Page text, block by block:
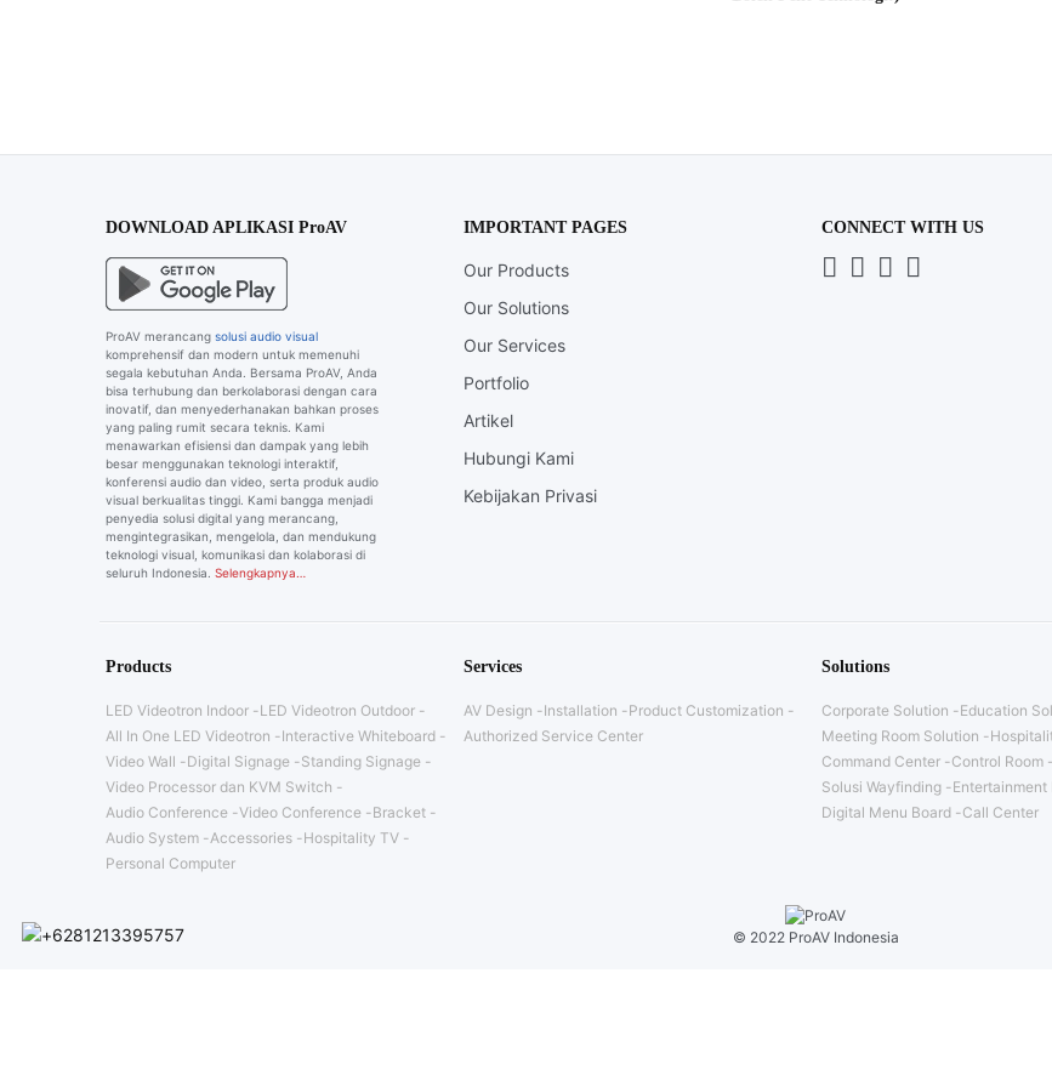
DOWNLOAD APLIKASI ProAV
ProAV merancang solusi audio visual
komprehensif dan modern untuk memenuhi
segala kebutuhan Anda. Bersama ProAV, Anda
bisa terhubung dan berkolaborasi dengan cara
inovatif, dan menyederhanakan bahkan proses
yang paling rumit secara teknis. Kami
menawarkan efisiensi dan dampak yang lebih
besar menggunakan teknologi interaktif,
konferensi audio dan video, serta produk audio
visual berkualitas tinggi. Kami bangga menjadi
penyedia solusi digital yang merancang,
mengintegrasikan, mengelola, dan mendukung
teknologi visual, komunikasi dan kolaborasi di
seluruh Indonesia. Selengkapnya…
IMPORTANT PAGES
Our Products
Our Solutions
Our Services
Portfolio
Artikel
Hubungi Kami
Kebijakan Privasi
CONNECT WITH US
Products
LED Videotron Indoor
LED Videotron Outdoor
All In One LED Videotron
Interactive Whiteboard
Video Wall
Digital Signage
Standing Signage
Video Processor dan KVM Switch
Audio Conference Video Conference
Bracket
Audio System
Accessories
Hospitality TV
Personal Computer
Services
AV Design Installation
Product Customization
Authorized Service Center
Solutions
Corporate Solution
Education
Meeting Room Solution
Command Center
Control Room
Solusi Wayfinding
Entertainment
Digital Menu Board
Call Center
© 2022 ProAV Indonesia